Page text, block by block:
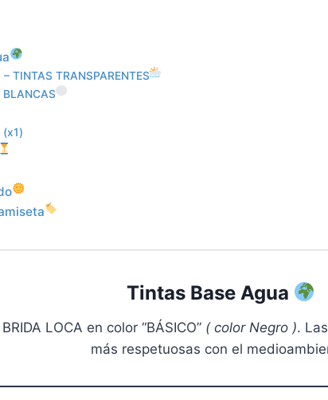
TINTAS TRANSPARENTES
BLANCAS
(x1)
Tintas Base Agua
LOCA en color “BÁSICO” ( color Negro ). Las
más respetuosas con el